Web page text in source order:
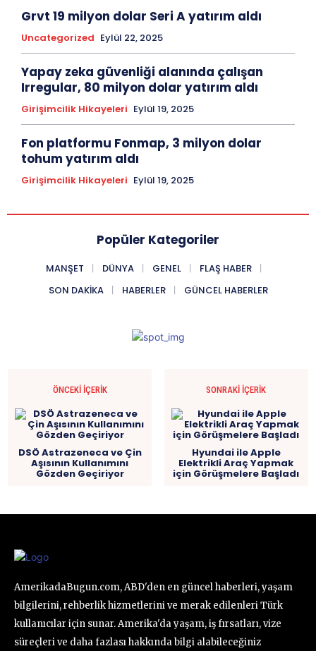
Grvt 19 milyon dolar Seri A yatırım aldı
Uncategorized Eylül 22, 2025
Yapay zeka güvenliği alanında çalışan
Irregular, 80 milyon dolar yatırım aldı
Girişimcilik Hikayeleri Eylül 19, 2025
Fon platformu Fonmap, 3 milyon dolar
tohum yatırım aldı
Girişimcilik Hikayeleri Eylül 19, 2025
Popüler Kategoriler
MANŞET DÜNYA GENEL
FLAŞ HABER
SON DAKIKA
HABERLER GÜNCEL HABERLER
ÖNCEKI İÇERIK
DSÖ Astrazeneca ve Çin
Aşısının Kullanımını
Gözden Geçiriyor
SONRAKI İÇERIK
Hyundai ile Apple
Elektrikli Araç Yapmak
için Görüşmelere Başladı
AmerikadaBugun.com, ABD'den en güncel haberleri, yaşam
bilgilerini, rehberlik hizmetlerini ve merak edilenleri Türk
kullanıcılar için sunar. Amerika'da yaşam, iş fırsatları, vize
süreçleri ve daha fazlası hakkında bilgi alabileceğiniz